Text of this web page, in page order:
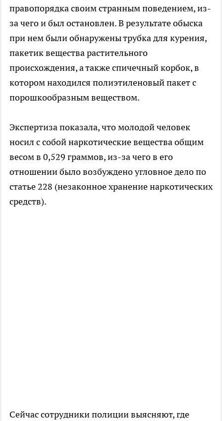
правопорядка своим странным поведением, из-
за чего и был остановлен. В результате обыска
при нем были обнаружены трубка для курения,
пакетик вещества растительного
происхождения, а также спичечный корбок, в
котором находился полиэтиленовый пакет с
порошкообразным веществом.
Экспертиза показала, что молодой человек
носил с собой наркотические вещества общим
весом в 0,529 граммов, из-за чего в его
отношении было возбуждено угловное дело по
статье 228 (незаконное хранение наркотических
средств).
Сейчас сотрудники полиции выясняют, где